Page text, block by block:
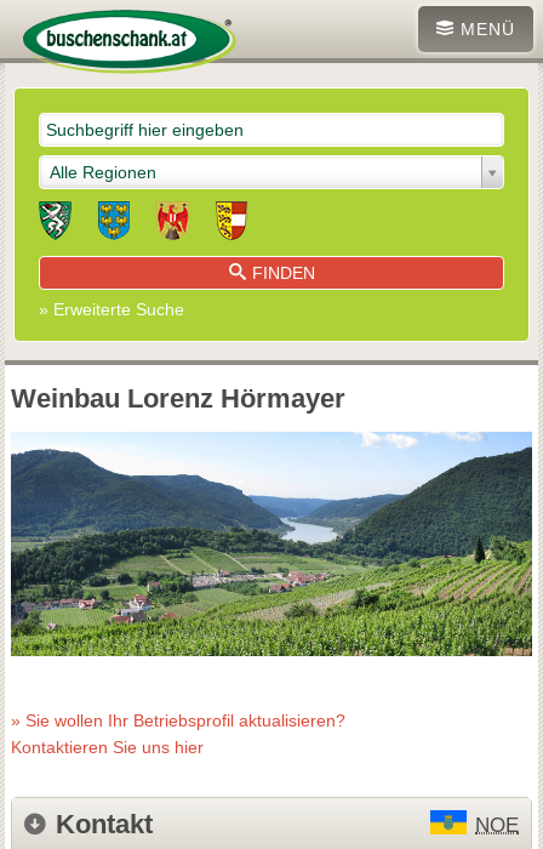
MENÜ
Alle Regionen
FINDEN
» Erweiterte Suche
Weinbau Lorenz Hörmayer
» Sie wollen Ihr Betriebsprofil aktualisieren?
Kontaktieren Sie uns hier
Kontakt NOE